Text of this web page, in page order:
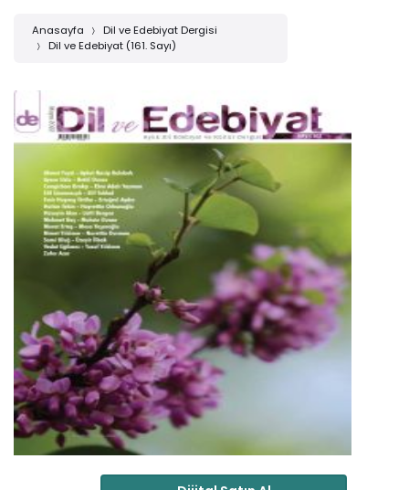
Anasayfa
Dil ve Edebiyat Dergisi
Dil ve Edebiyat (161. Sayı)